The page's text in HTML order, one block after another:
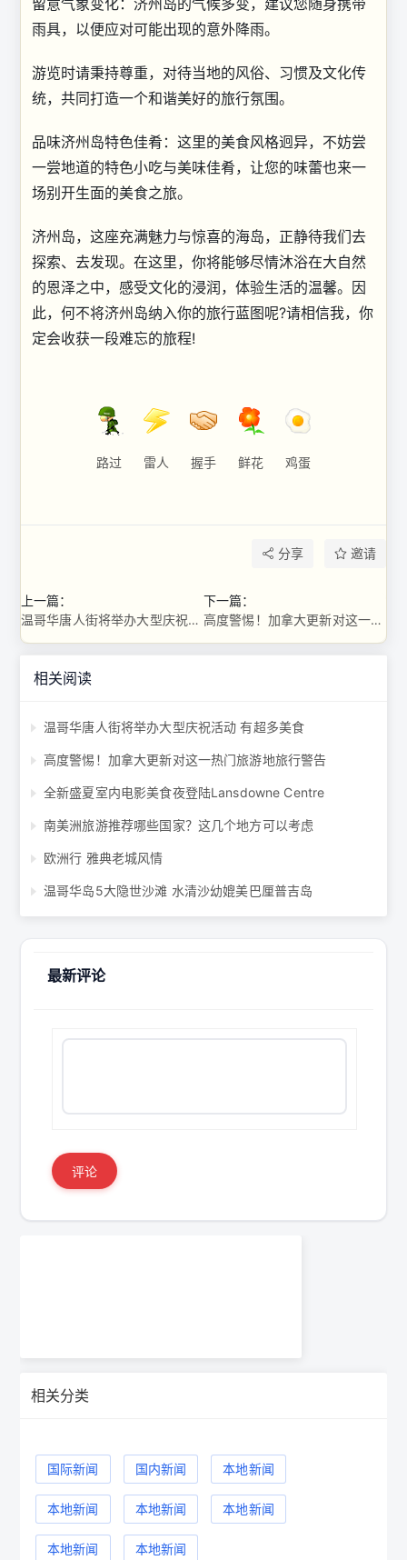
雨具，以便应对可能出现的意外降雨。
游览时请秉持尊重，对待当地的风俗、习惯及文化传
统，共同打造一个和谐美好的旅行氛围。
品味济州岛特色佳肴：这里的美食风格迥异，不妨尝
一尝地道的特色小吃与美味佳肴，让您的味蕾也来一
场别开生面的美食之旅。
济州岛，这座充满魅力与惊喜的海岛，正静待我们去
探索、去发现。在这里，你将能够尽情沐浴在大自然
的恩泽之中，感受文化的浸润，体验生活的温馨。因
此，何不将济州岛纳入你的旅行蓝图呢?请相信我，你
定会收获一段难忘的旅程!
路过 雷人 握手 鲜花 鸡蛋
分享 邀请
上一篇：
温哥华唐人街将举办大型庆祝活动 有超多美食
下一篇：
高度警惕！加拿大更新对这一热门旅游地旅行警告
相关阅读
温哥华唐人街将举办大型庆祝活动 有超多美食
高度警惕！加拿大更新对这一热门旅游地旅行警告
全新盛夏室内电影美食夜登陆Lansdowne Centre
南美洲旅游推荐哪些国家？这几个地方可以考虑
欧洲行 雅典老城风情
温哥华岛5大隐世沙滩 水清沙幼媲美巴厘普吉岛
最新评论
评论
相关分类
国际新闻 国内新闻 本地新闻
本地新闻 本地新闻 本地新闻
本地新闻 本地新闻